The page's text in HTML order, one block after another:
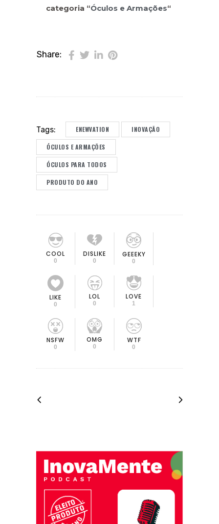
categoria “Óculos e Armações“
Share:
Tags: ENEWVATION INOVAÇÃO
ÓCULOS E ARMAÇÕES
ÓCULOS PARA TODOS
PRODUTO DO ANO
COOL
0
DISLIKE
0
GEEEKY
0
LIKE
0
LOL
0
LOVE
1
NSFW
0
OMG
0
WTF
0